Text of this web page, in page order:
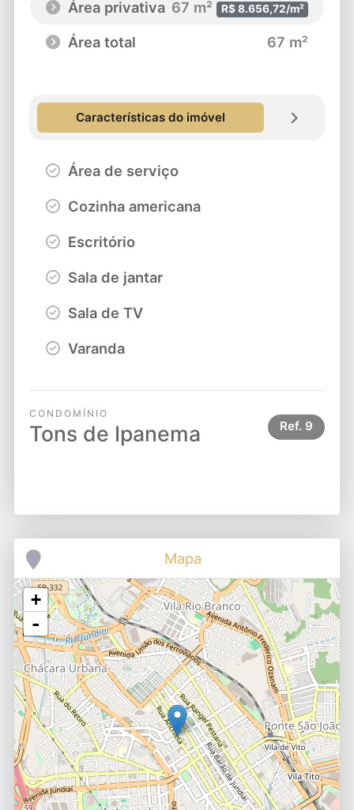
Área privativa 67 m² R$ 8.656,72/m²
Área total 67 m²
Características do imóvel
Área de serviço
Cozinha americana
Escritório
Sala de jantar
Sala de TV
Varanda
CONDOMÍNIO
Tons de Ipanema Ref. 9
Mapa
+
-